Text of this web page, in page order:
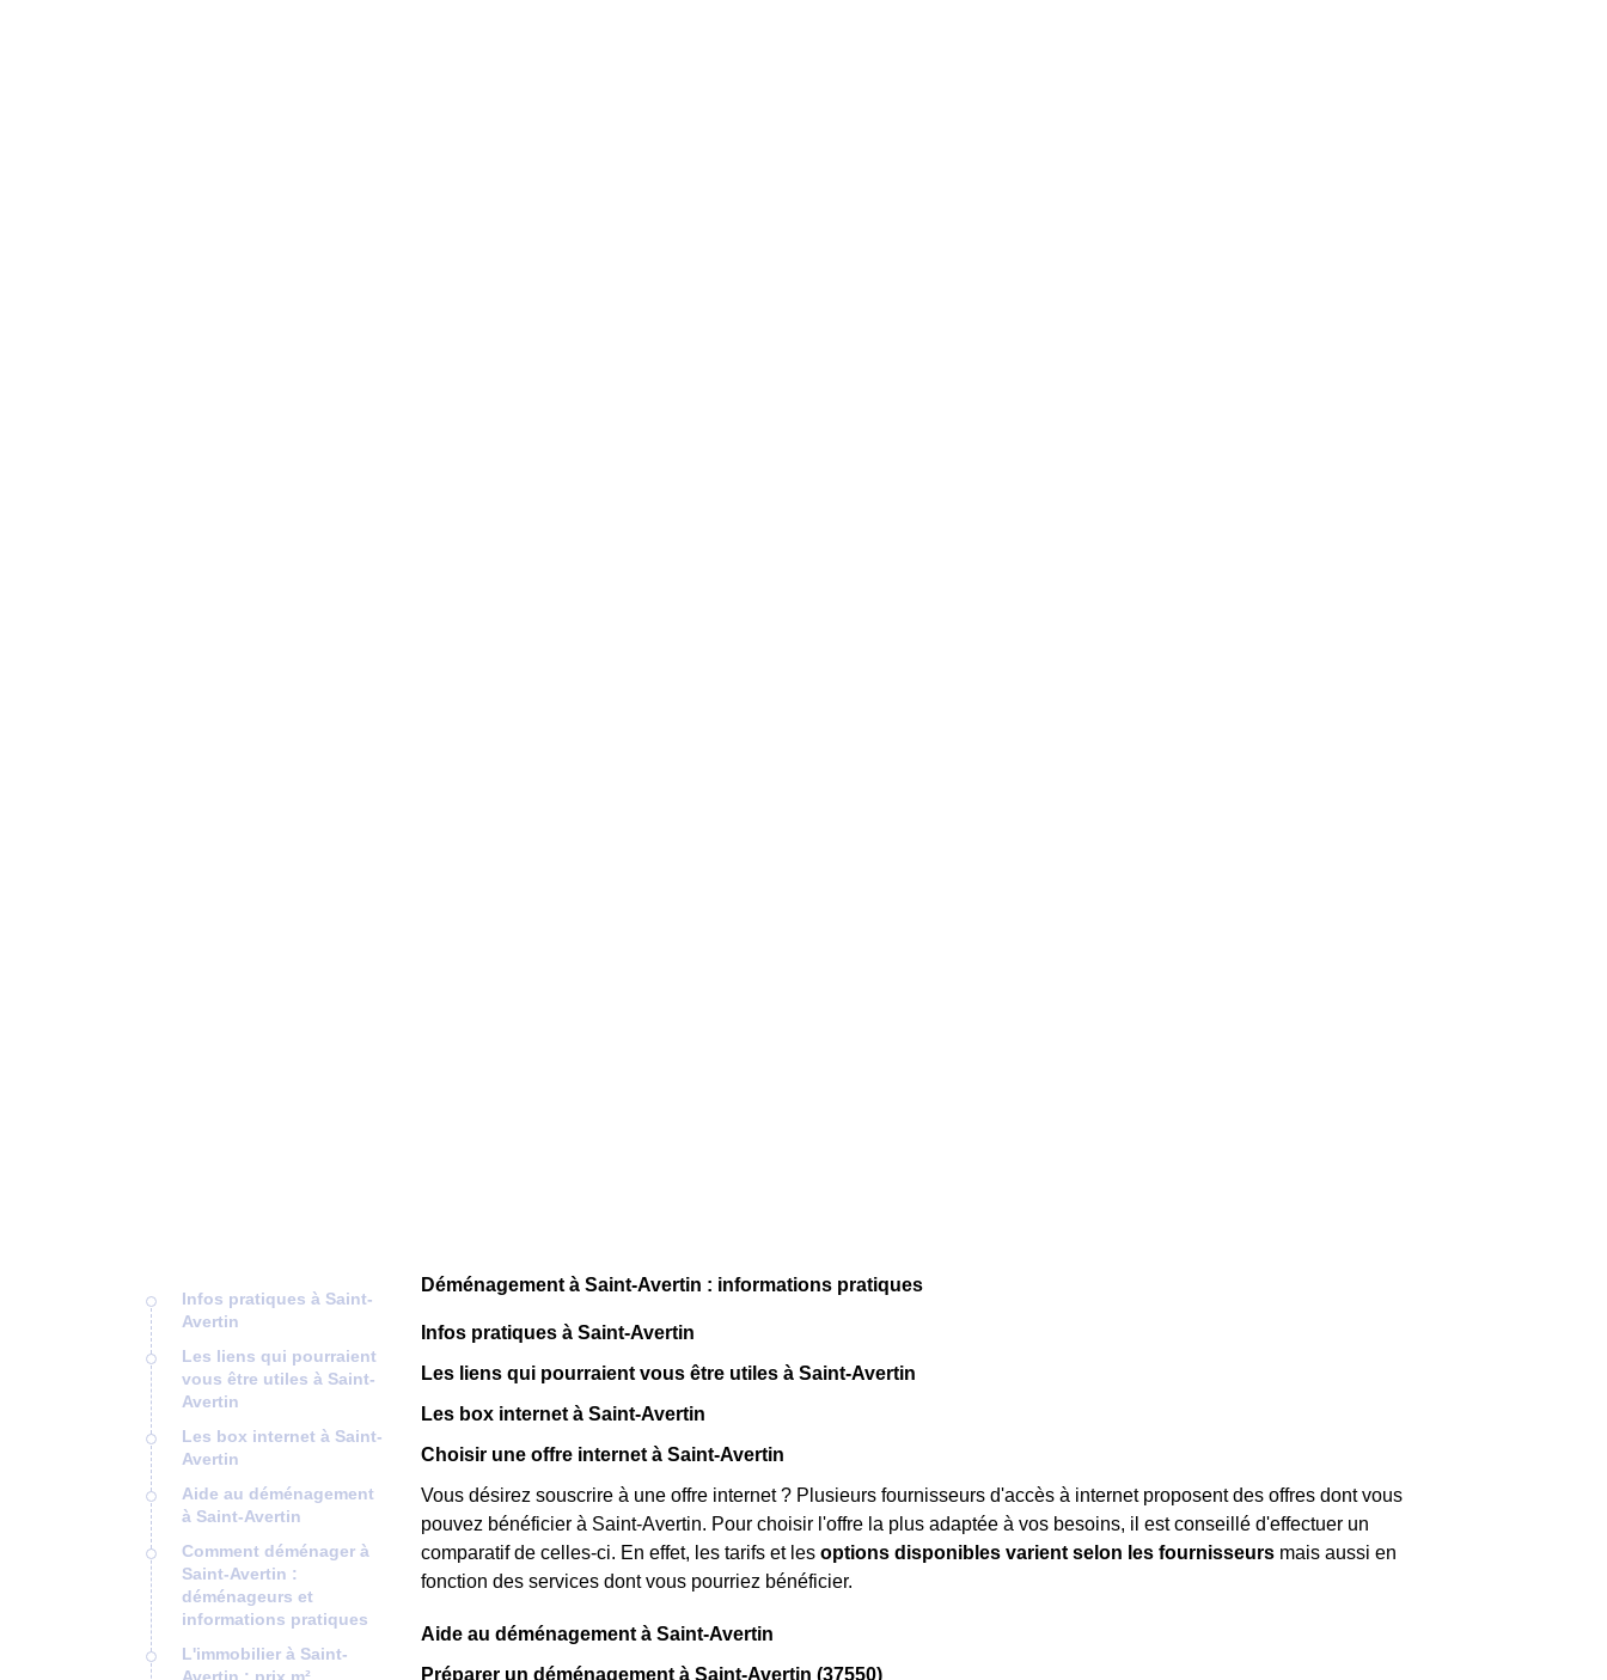
Infos pratiques à Saint-
Avertin
Les liens qui pourraient
vous être utiles à Saint-
Avertin
Les box internet à Saint-
Avertin
Aide au déménagement
à Saint-Avertin
Comment déménager à
Saint-Avertin :
déménageurs et
informations pratiques
L'immobilier à Saint-
Déménagement à Saint-Avertin : informations pratiques
Infos pratiques à Saint-Avertin
Les liens qui pourraient vous être utiles à Saint-Avertin
Les box internet à Saint-Avertin
Choisir une offre internet à Saint-Avertin
Vous désirez souscrire à une offre internet ? Plusieurs fournisseurs d'accès à internet proposent des offres dont vous
pouvez bénéficier à Saint-Avertin. Pour choisir l'offre la plus adaptée à vos besoins, il est conseillé d'effectuer un
comparatif de celles-ci. En effet, les tarifs et les options disponibles varient selon les fournisseurs mais aussi en
fonction des services dont vous pourriez bénéficier.
Aide au déménagement à Saint-Avertin
Préparer un déménagement à Saint-Avertin (37550)